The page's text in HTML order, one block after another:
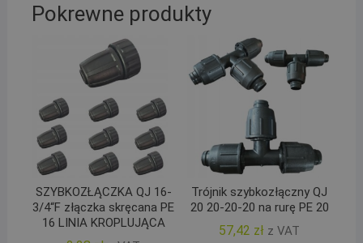
Pokrewne produkty
SZYBKOZŁĄCZKA QJ 16-
3/4“F złączka skręcana PE
16 LINIA KROPLUJĄCA
Trójnik szybkozłączny QJ
20 20-20-20 na rurę PE 20
57,42 zł z VAT